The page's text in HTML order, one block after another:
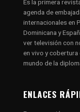
Es la primera
agenda de
internacionales en
Dominicana y
ver televisión con
en vivo y cobertura
mundo de la
ENLACES